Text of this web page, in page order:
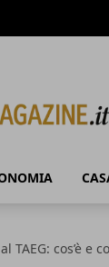
TAEG: cos’è e